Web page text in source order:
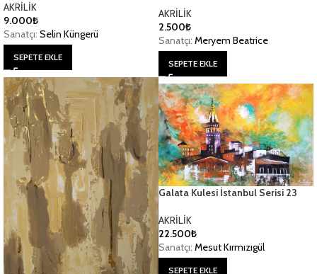
AKRİLİK
9.000₺
Sanatçı: Selin Küngerü
SEPETE EKLE
AKRİLİK
2.500₺
Sanatçı: Meryem Beatrice
SEPETE EKLE
Galata Kulesi İstanbul Serisi 23
AKRİLİK
22.500₺
Sanatçı: Mesut Kırmızıgül
SEPETE EKLE